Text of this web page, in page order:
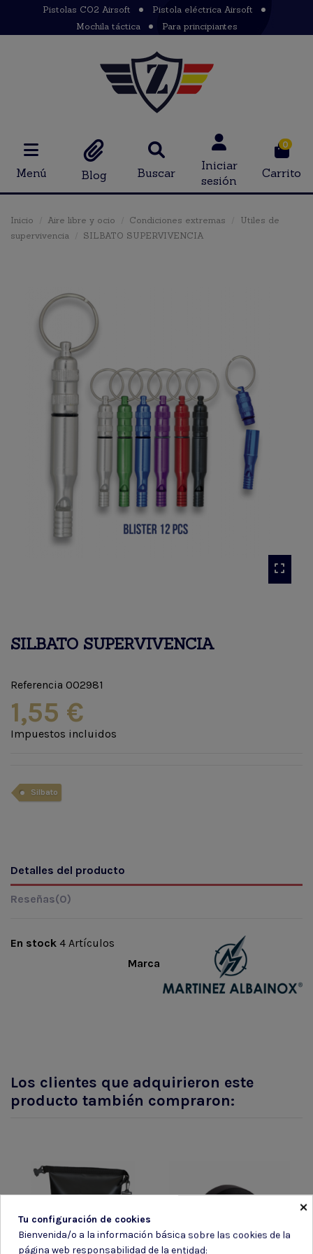
Pistolas CO2 Airsoft
Pistola eléctrica Airsoft
Mochila táctica
Para principiantes
Menú Blog Buscar
Iniciar
sesión
0
Carrito
Inicio Aire libre y ocio Condiciones extremas
Utiles de
supervivencia
SILBATO SUPERVIVENCIA
SILBATO SUPERVIVENCIA
Referencia 002981
1,55 €
Impuestos incluidos
Silbato
Detalles del producto
Reseñas(0)
Marca
En stock 4 Artículos
Los clientes que adquirieron este
producto también compraron:
×
Tu configuración de cookies
Bienvenida/o a la información básica sobre las cookies de la
página web responsabilidad de la entidad: